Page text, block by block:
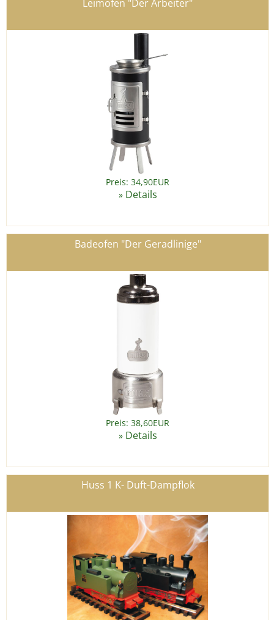
Leimofen "Der Arbeiter"
Preis: 34,90EUR
» Details
Badeofen "Der Geradlinige"
Preis: 38,60EUR
» Details
Huss 1 K- Duft-Dampflok